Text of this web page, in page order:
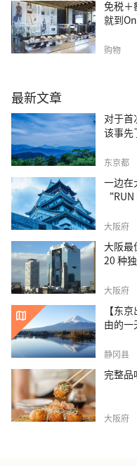
免税＋
就到
购物
最新文章
对于首
该事先
东京都
一边在
大阪府
大阪最
20 种
大阪府
【东
由的一
静冈县
完整品
大阪府